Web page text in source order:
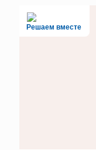
Решаем вместе